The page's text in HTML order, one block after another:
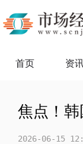
首页 资
焦点！
2026-06-15